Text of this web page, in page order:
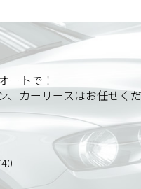
ートで！
カーリースはお任せくだ